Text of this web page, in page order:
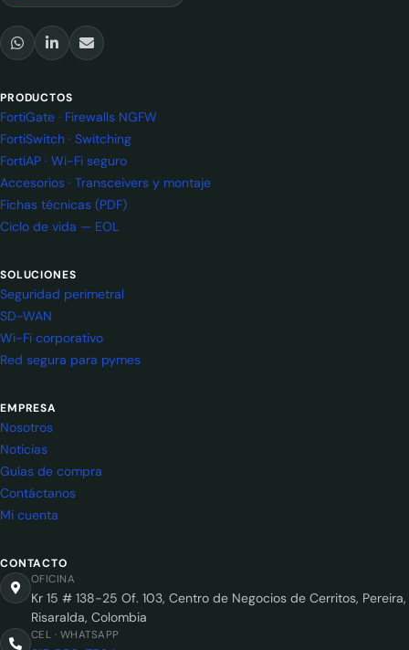
PRODUCTOS
FortiGate · Firewalls NGFW
FortiSwitch · Switching
FortiAP · Wi-Fi seguro
Accesorios · Transceivers y montaje
Fichas técnicas (PDF)
Ciclo de vida — EOL
SOLUCIONES
Seguridad perimetral
SD-WAN
Wi-Fi corporativo
Red segura para pymes
EMPRESA
Nosotros
Noticias
Guías de compra
Contáctanos
Mi cuenta
CONTACTO
OFICINA
Kr 15 # 138-25 Of. 103, Centro de Negocios de Cerritos, Pereira,
Risaralda, Colombia
CEL · WHATSAPP